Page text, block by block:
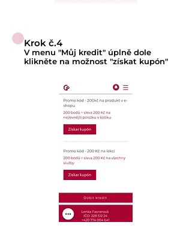
Krok č.4
V menu "Můj kredit" úplně dole
klikněte na možnost "získat kupón"